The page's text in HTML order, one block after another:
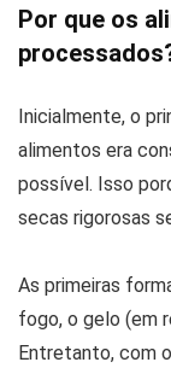
Por que os
Inicialmente, o
alimentos era
possível. Isso
secas rigorosas
As primeiras
fogo, o gelo (em
Entretanto, com